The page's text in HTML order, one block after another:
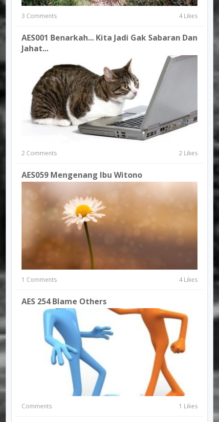
3 Comments 4 Likes
AES001 Benarkah... Kita Jadi Gak Sabaran Dan
Jahat...
2 Comments 2 Likes
AES059 Mengenang Ibu Witono
1 Comments 4 Likes
AES 254 Blame Others
Comments 1 Likes